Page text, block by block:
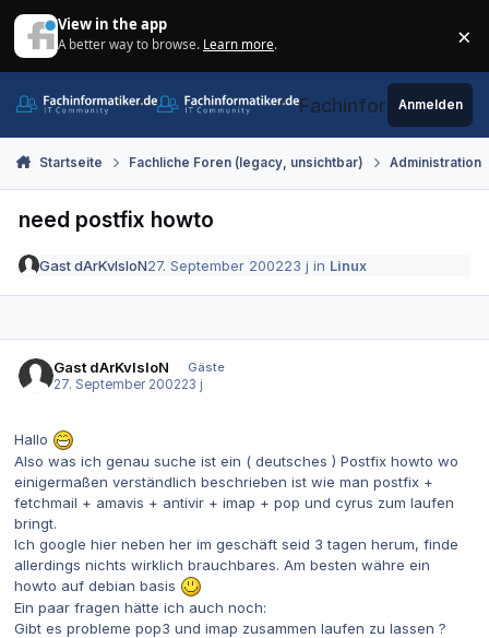
View in the app
A better way to browse. Learn more. ×
Fachinformatiker.de
Anmelden
Startseite Fachliche Foren (legacy, unsichtbar) Administration
need postfix howto
Gast dArKvIsIoN27. September 200223 j in Linux
Gast dArKvIsIoN
Gäste
27. September 200223 j
Hallo
Also was ich genau suche ist ein ( deutsches ) Postfix howto wo
einigermaßen verständlich beschrieben ist wie man postfix +
fetchmail + amavis + antivir + imap + pop und cyrus zum laufen
bringt.
Ich google hier neben her im geschäft seid 3 tagen herum, finde
allerdings nichts wirklich brauchbares. Am besten währe ein
howto auf debian basis
Ein paar fragen hätte ich auch noch:
Gibt es probleme pop3 und imap zusammen laufen zu lassen ?